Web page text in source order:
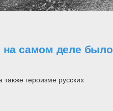
на самом деле было
героизме русских